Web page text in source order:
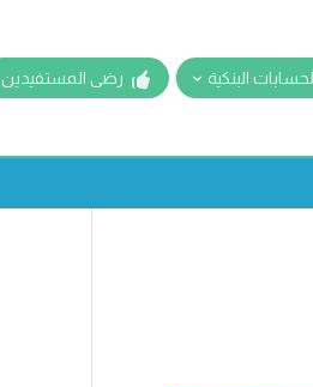
البنكية رضى المستفيدين